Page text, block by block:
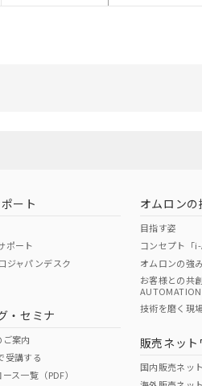
ート
ポート
ジャパンデスク
・セミナ
案内
受講する
ス一覧（PDF）
オムロン
目指す姿
コンセプト「
オムロンの強
お客様との共
AUTOMATION
技術を磨く現
販売ネット
国内販売ネッ
当社の共同利用者
ことをご了承くだ